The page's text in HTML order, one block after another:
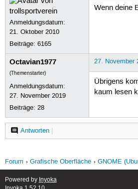
Anmeldungsdatum:
21. Oktober 2010
Beiträge:6165
Wenn deine
Octavian1977
(Themenstarter)
Anmeldungsdatum:
27. November 2019
Beiträge:28
27. November
Übrigens
kaum lesen
Antworten|
Forum Grafische Oberfläche GNOME
Powered by Inyoka